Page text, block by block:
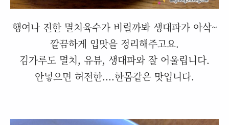
행여나 진한 멸치육수가 비릴까봐 생대파가 아삭~
깔끔하게 입맛을 정리해주고요.
김가루도 멸치, 유뷰, 생대파와 잘 어울립니다.
안넣으면 허전한....한몸같은 맛입니다.